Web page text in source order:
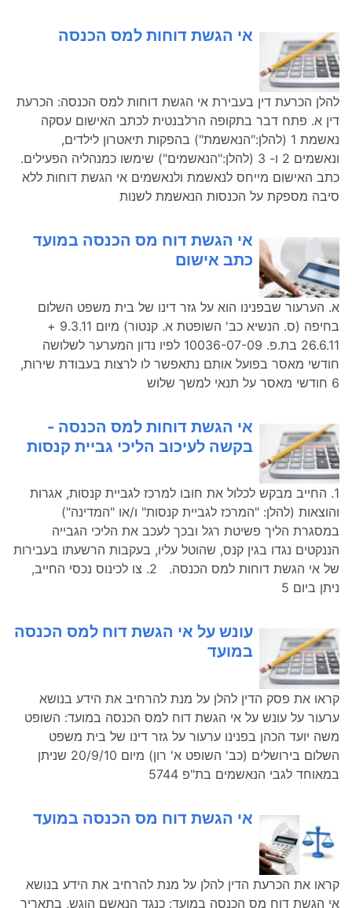
אי הגשת דוחות למס הכנסה
להלן הכרעת דין בעבירת אי הגשת דוחות למס הכנסה: הכרעת
דין א. פתח דבר בתקופה הרלבנטית לכתב האישום עסקה
נאשמת 1 (להלן:"הנאשמת") בהפקות תיאטרון לילדים,
ונאשמים 2 ו- 3 (להלן:"הנאשמים") שימשו כמנהליה הפעילים.
כתב האישום מייחס לנאשמת ולנאשמים אי הגשת דוחות ללא
סיבה מספקת על הכנסות הנאשמת לשנות
אי הגשת דוח מס הכנסה במועד
כתב אישום
א. הערעור שבפנינו הוא על גזר דינו של בית משפט השלום
בחיפה (ס. הנשיא כב' השופטת א. קנטור) מיום 9.3.11 +
26.6.11 בת.פ. 10036-07-09 לפיו נדון המערער לשלושה
חודשי מאסר בפועל אותם נתאפשר לו לרצות בעבודת שירות,
6 חודשי מאסר על תנאי למשך שלוש
אי הגשת דוחות למס הכנסה -
בקשה לעיכוב הליכי גביית קנסות
1. החייב מבקש לכלול את חובו למרכז לגביית קנסות, אגרות
והוצאות (להלן: "המרכז לגביית קנסות" ו/או "המדינה")
במסגרת הליך פשיטת רגל ובכך לעכב את הליכי הגבייה
הננקטים נגדו בגין קנס, שהוטל עליו, בעקבות הרשעתו בעבירות
של אי הגשת דוחות למס הכנסה. 2. צו לכינוס נכסי החייב,
ניתן ביום 5
עונש על אי הגשת דוח למס הכנסה
במועד
קראו את פסק הדין להלן על מנת להרחיב את הידע בנושא
ערעור על עונש על אי הגשת דוח למס הכנסה במועד: השופט
משה יועד הכהן בפנינו ערעור על גזר דינו של בית משפט
השלום בירושלים (כב' השופט א' רון) מיום 20/9/10 שניתן
במאוחד לגבי הנאשמים בת"פ 5744
אי הגשת דוח מס הכנסה במועד
קראו את הכרעת הדין להלן על מנת להרחיב את הידע בנושא
אי הגשת דוח מס הכנסה במועד: כנגד הנאשם הוגש, בתאריך